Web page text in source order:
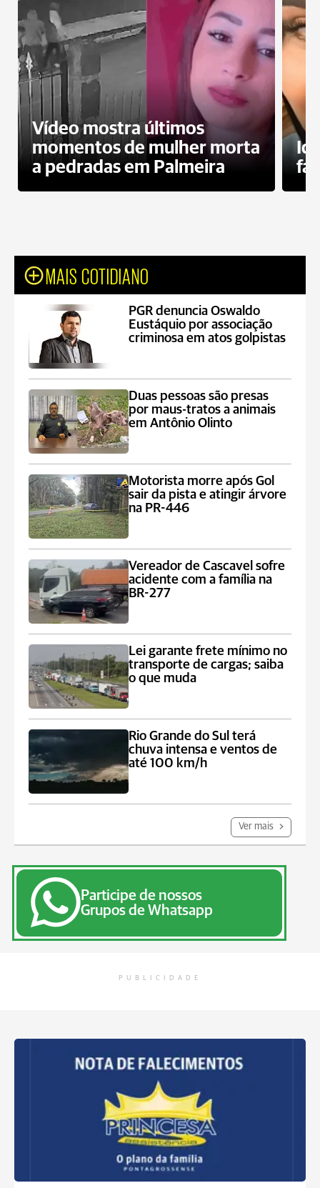
Vídeo mostra últimos
momentos de mulher morta
a pedradas em Palmeira
MAIS COTIDIANO
PGR denuncia Oswaldo
Eustáquio por associação
criminosa em atos golpistas
Duas pessoas são presas
por maus-tratos a animais
em Antônio Olinto
Motorista morre após Gol
sair da pista e atingir árvore
na PR-446
Vereador de Cascavel sofre
acidente com a família na
BR-277
Lei garante frete mínimo no
transporte de cargas; saiba
o que muda
Rio Grande do Sul terá
chuva intensa e ventos de
até 100 km/h
Ver mais
Participe de nossos
Grupos de Whatsapp
PUBLICIDADE